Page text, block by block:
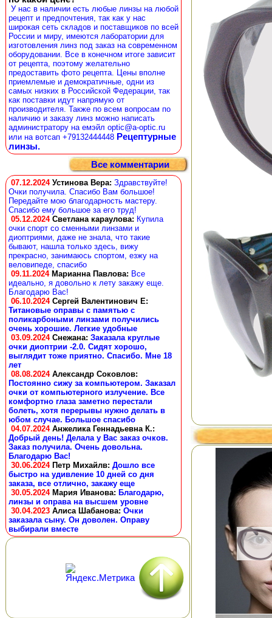
У нас в наличии есть любые линзы на любой
рецепт и предпочтения, так как у нас
широкая сеть складов и поставщиков по всей
России и миру, имеются лаборатории для
изготовления линз под заказ на современном
оборудовании. Все в конечном итоге зависит
от рецепта, поэтому желательно
предоставить фото рецепта. Цены вполне
приемлемые и демократичные, одни из
самых низких в Российской Федерации, так
как поставки идут напрямую от
производителя. Также по всем вопросам по
наличию и заказу линз можно написать
администратору на емэйл optic@a-optic.ru
или на вотсап +79132444448 Рецептурные
линзы.
Все комментарии
07.12.2024 Устинова Вера: Здравствуйте!
Очки получила. Спасибо Вам большое!
Передайте мою благодарность мастеру.
Спасибо ему большое за его труд!
05.12.2024 Светлана караулова: Купила
очки спорт со сменными линзами и
диоптриями, даже не знала, что такие
бывают, нашла только здесь, вижу
прекрасно, занимаюсь спортом, езжу на
веловипеде, спасибо
09.11.2024 Марианна Павлова: Все
идеально, я довольно к лету закажу еще.
Благодарю Вас!
06.10.2024 Сергей Валентинович Е:
Титановые оправы с памятью с
поликарбоными линзами получились
очень хорошие. Легкие удобные
03.09.2024 Снежана: Заказала круглые
очки диоптрии -2.0. Сидят хорошо,
выглядит тоже приятно. Спасибо. Мне 18
лет
08.08.2024 Александр Соковлов:
Постоянно сижу за компьютером. Заказал
очки от компьютерного излучение. Все
комфортно глаза заметно перестали
болеть, хотя перерывы нужно делать в
юбом случае. Большое спасибо
04.07.2024 Анжелика Геннадьевна К.:
Добрый день! Делала у Вас заказ очков.
Заказ получила. Очень довольна.
Благодарю Вас!
30.06.2024 Петр Михайлв: Дошло все
быстро на удивление 10 дней со дня
заказа, все отлично, закажу еще
30.05.2024 Мария Иванова: Благодарю,
линзы и оправа на высшем уровне
30.04.2023 Алиса Шабанова: Очки
заказала сыну. Он доволен. Оправу
выбирали вместе